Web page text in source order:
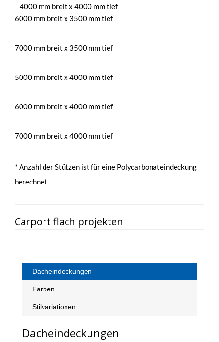
4000 mm breit x 4000 mm tief
6000 mm breit x 3500 mmtief
7000 mm breit x 3500 mmtief
5000 mm breit x 4000 mmtief
6000 mm breit x 4000 mmtief
7000 mm breit x 4000 mmtief
* Anzahl der Stützen ist für eine Polycarbonateindeckung
berechnet.
Carport flach projekten
Dacheindeckungen
Farben
Stilvariationen
Dacheindeckungen